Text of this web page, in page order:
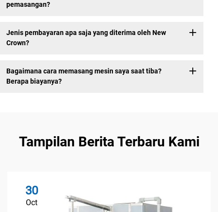
pemasangan?
Jenis pembayaran apa saja yang diterima oleh New
Crown?
Bagaimana cara memasang mesin saya saat tiba?
Berapa biayanya?
Tampilan Berita Terbaru Kami
30
Oct